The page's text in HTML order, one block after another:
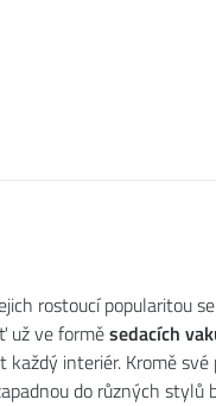
rostoucí popularitou
už ve forměsedacích
interiér. Kromě
do různých stylů